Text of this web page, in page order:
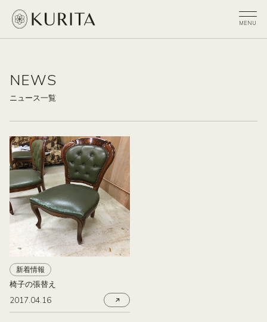
NEWS
ニュース一覧
新着情報
椅子の張替え
2017.04.16